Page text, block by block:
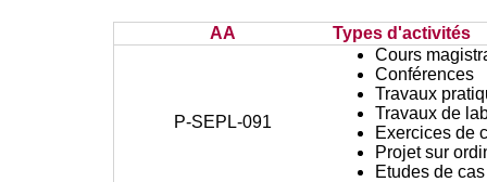
AA Types d'activités
P-SEPL-091
Cours
Conférences
Travaux
Travaux de
Exercices de
Projet sur
Etudes de cas